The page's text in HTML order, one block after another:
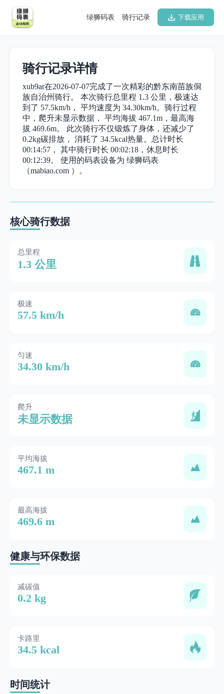
下载应用
骑行记录
绿狮码表
骑行记录详情
xub9ar在2026-07-07完成了一次精彩的黔东南苗族侗
族自治州骑行。 本次骑行总里程 1.3 公里，极速达
到了 57.5km/h， 平均速度为 34.30km/h。骑行过程
中，爬升未显示数据， 平均海拔 467.1m，最高海
拔 469.6m。 此次骑行不仅锻炼了身体，还减少了
0.2kg碳排放， 消耗了 34.5kcal热量。总计时长
00:14:57， 其中骑行时长 00:02:18，休息时长
00:12:39。 使用的码表设备为 绿狮码表
（mabiao.com ）。
核心骑行数据
总里程
1.3 公里
极速
57.5 km/h
匀速
34.30 km/h
爬升
未显示数据
平均海拔
467.1 m
最高海拔
469.6 m
健康与环保数据
减碳值
0.2 kg
卡路里
34.5 kcal
时间统计